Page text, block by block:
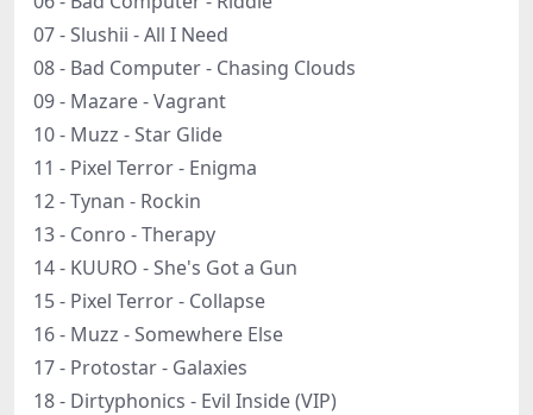
07 - Slushii - All I Need
08 - Bad Computer - Chasing Clouds
09 - Mazare - Vagrant
10 - Muzz - Star Glide
11 - Pixel Terror - Enigma
12 - Tynan - Rockin
13 - Conro - Therapy
14 - KUURO - She's Got a Gun
15 - Pixel Terror - Collapse
16 - Muzz - Somewhere Else
17 - Protostar - Galaxies
18 - Dirtyphonics - Evil Inside (VIP)